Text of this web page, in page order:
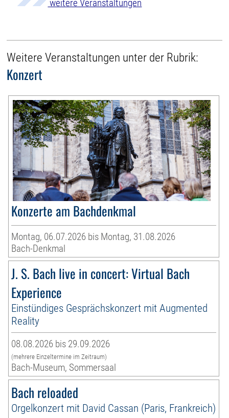
weitere Veranstaltungen
Weitere Veranstaltungen unter der Rubrik:
Konzert
Konzerte am Bachdenkmal
Montag, 06.07.2026 bis Montag, 31.08.2026
Bach-Denkmal
J. S. Bach live in concert: Virtual Bach
Experience
Einstündiges Gesprächskonzert mit Augmented
Reality
08.08.2026 bis 29.09.2026
(mehrere Einzeltermine im Zeitraum)
Bach-Museum, Sommersaal
Bach reloaded
Orgelkonzert mit David Cassan (Paris, Frankreich)